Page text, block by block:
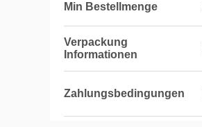
Min Bestellmenge
Verpackung
Informationen
Zahlungsbedingungen